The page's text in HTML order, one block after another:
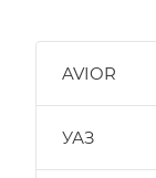
AVIOR
УАЗ